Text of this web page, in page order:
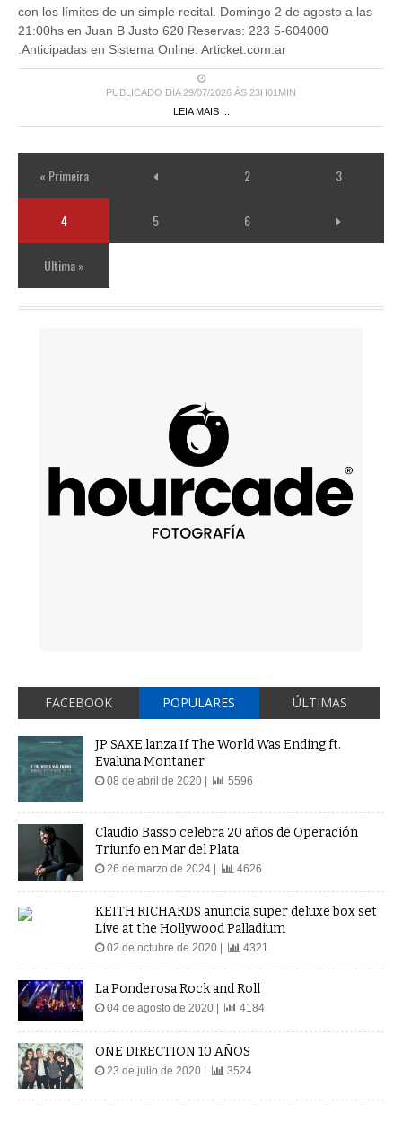
con los límites de un simple recital. Domingo 2 de agosto a las
21:00hs en Juan B Justo 620 Reservas: 223 5-604000
.Anticipadas en Sistema Online: Articket.com.ar
PUBLICADO DIA 29/07/2026 ÀS 23H01MIN
LEIA MAIS ...
« Primeira 2 3
4 5 6
Última »
FACEBOOK POPULARES ÚLTIMAS
JP SAXE lanza If The World Was Ending ft.
Evaluna Montaner
08 de abril de 2020 | 5596
Claudio Basso celebra 20 años de Operación
Triunfo en Mar del Plata
26 de marzo de 2024 | 4626
KEITH RICHARDS anuncia super deluxe box set
Live at the Hollywood Palladium
02 de octubre de 2020 | 4321
La Ponderosa Rock and Roll
04 de agosto de 2020 | 4184
ONE DIRECTION 10 AÑOS
23 de julio de 2020 | 3524